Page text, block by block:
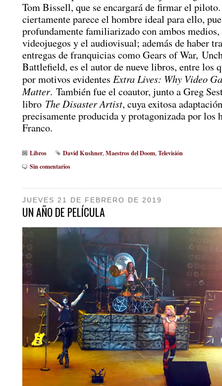
Tom Bissell, que se encargará de firmar el
ciertamente parece el hombre ideal para ello,
profundamente familiarizado con ambos
videojuegos y el audiovisual; además de haber
entregas de franquicias como Gears of War,
Battlefield, es el autor de nueve libros, entre los
por motivos evidentes Extra Lives: Why Video
Matter. También fue el coautor, junto a Greg
libro The Disaster Artist, cuya exitosa
precisamente producida y protagonizada por los
Franco.
Libros David Kushner, Maestros del Doom, Televisión
Sin comentarios
JUEVES 21 DE FEBRERO DE 2019
UN AÑO DE PELÍCULA